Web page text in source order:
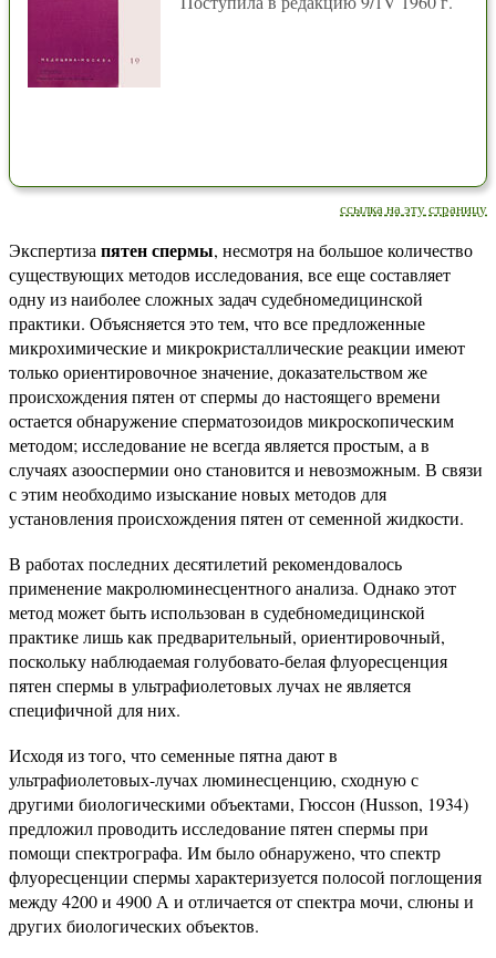
ссылка на эту страницу
Экспертиза пятен спермы, несмотря на большое количество
существующих методов исследования, все еще составляет
одну из наиболее сложных задач судебномедицинской
практики. Объясняется это тем, что все предложенные
микрохимические и микрокристаллические реакции имеют
только ориентировочное значение, доказательством же
происхождения пятен от спермы до настоящего времени
остается обнаружение сперматозоидов микроскопическим
методом; исследование не всегда является простым, а в
случаях азооспермии оно становится и невозможным. В связи
с этим необходимо изыскание новых методов для
установления происхождения пятен от семенной жидкости.
В работах последних десятилетий рекомендовалось
применение макролюминесцентного анализа. Однако этот
метод может быть использован в судебномедицинской
практике лишь как предварительный, ориентировочный,
поскольку наблюдаемая голубовато-белая флуоресценция
пятен спермы в ультрафиолетовых лучах не является
специфичной для них.
Исходя из того, что семенные пятна дают в
ультрафиолетовых-лучах люминесценцию, сходную с
другими биологическими объектами, Гюссон (Husson, 1934)
предложил проводить исследование пятен спермы при
помощи спектрографа. Им было обнаружено, что спектр
флуоресценции спермы характеризуется полосой поглощения
между 4200 и 4900 А и отличается от спектра мочи, слюны и
других биологических объектов.